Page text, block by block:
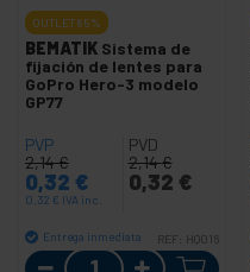
OUTLET85%
BEMATIK Sistema de
fijación de lentes para
GoPro Hero-3 modelo
GP77
PVP
2,14€
0,32 €
0,32 € IVA inc.
PVD
2,14€
0,32 €
Entrega inmediata REF: HQ016
Cantidad